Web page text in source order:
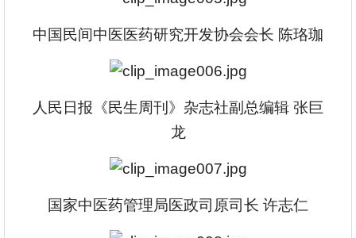
中国民间中医医药研究开发协会会长 陈珞珈
人民日报《民生周刊》杂志社副总编辑 张巨
龙
国家中医药管理局医政司原司长 许志仁